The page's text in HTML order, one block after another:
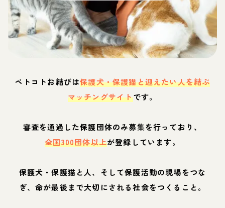
ペトコトお結びは保護犬・保護猫と迎えたい人を結ぶ
マッチングサイトです。
審査を通過した保護団体のみ募集を行っており、
全国300団体以上が登録しています。
保護犬・保護猫と人、そして保護活動の現場をつな
ぎ、命が最後まで大切にされる社会をつくること。